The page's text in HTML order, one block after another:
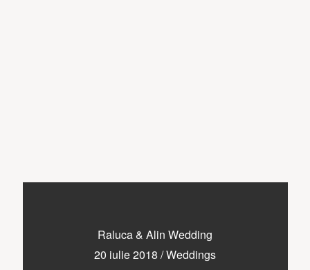
Raluca & Alin Wedding
20 iulie 2018 /Weddings